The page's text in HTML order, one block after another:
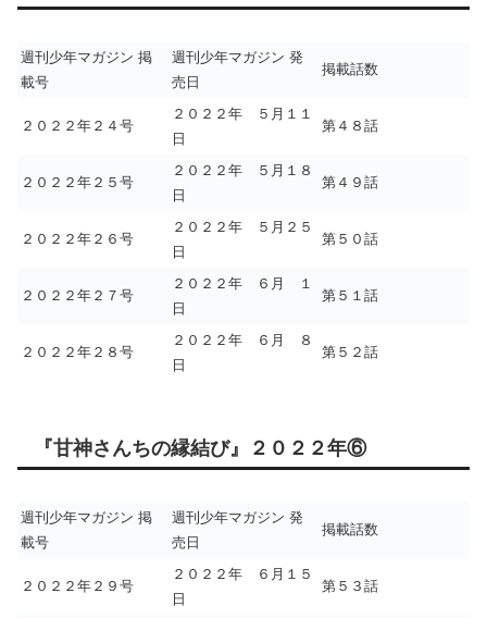
週刊少年マガジン 掲
載号
週刊少年マガジン 発
売日
掲載話数
２０２２年２４号
２０２２年 ５月１１
日
第４８話
２０２２年２５号
２０２２年 ５月１８
日
第４９話
２０２２年２６号
２０２２年 ５月２５
日
第５０話
２０２２年２７号
２０２２年 ６月 １
日
第５１話
２０２２年２８号
２０２２年 ６月 ８
日
第５２話
『甘神さんちの縁結び』２０２２年⑥
週刊少年マガジン 掲
載号
週刊少年マガジン 発
売日
掲載話数
２０２２年２９号
２０２２年 ６月１５
日
第５３話